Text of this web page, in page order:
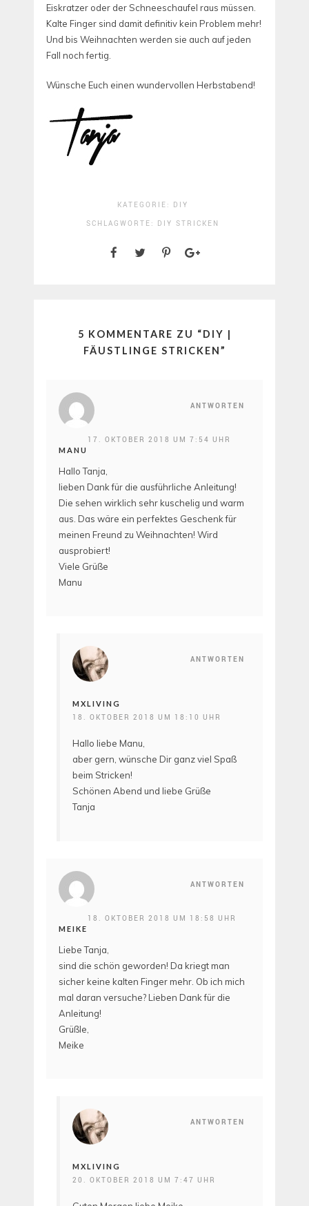
Eiskratzer oder der Schneeschaufel raus müssen.
Kalte Finger sind damit definitiv kein Problem mehr!
Und bis Weihnachten werden sie auch auf jeden
Fall noch fertig.
Wünsche Euch einen wundervollen Herbstabend!
KATEGORIE: DIY
SCHLAGWORTE: DIY STRICKEN
5 KOMMENTARE ZU “DIY |
FÄUSTLINGE STRICKEN”
ANTWORTEN
MANU
17. OKTOBER 2018 UM 7:54 UHR
Hallo Tanja,
lieben Dank für die ausführliche Anleitung!
Die sehen wirklich sehr kuschelig und warm
aus. Das wäre ein perfektes Geschenk für
meinen Freund zu Weihnachten! Wird
ausprobiert!
Viele Grüße
Manu
ANTWORTEN
MXLIVING
18. OKTOBER 2018 UM 18:10 UHR
Hallo liebe Manu,
aber gern, wünsche Dir ganz viel Spaß
beim Stricken!
Schönen Abend und liebe Grüße
Tanja
ANTWORTEN
MEIKE
18. OKTOBER 2018 UM 18:58 UHR
Liebe Tanja,
sind die schön geworden! Da kriegt man
sicher keine kalten Finger mehr. Ob ich mich
mal daran versuche? Lieben Dank für die
Anleitung!
Grüßle,
Meike
ANTWORTEN
MXLIVING
20. OKTOBER 2018 UM 7:47 UHR